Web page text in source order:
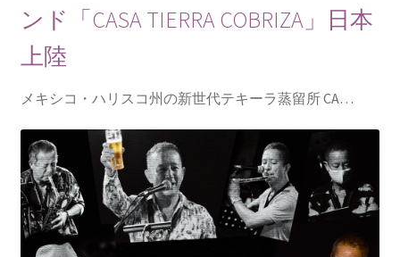
ンド「CASA TIERRA COBRIZA」日本
上陸
メキシコ・ハリスコ州の新世代テキーラ蒸留所 CA…